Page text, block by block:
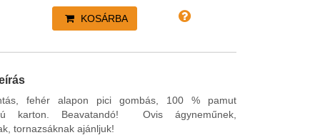
KOSÁRBA
fehér alapon pici gombás, 100 % pamut
karton. Beavatandó! Ovis ágyneműnek,
tornazsáknak ajánljuk!